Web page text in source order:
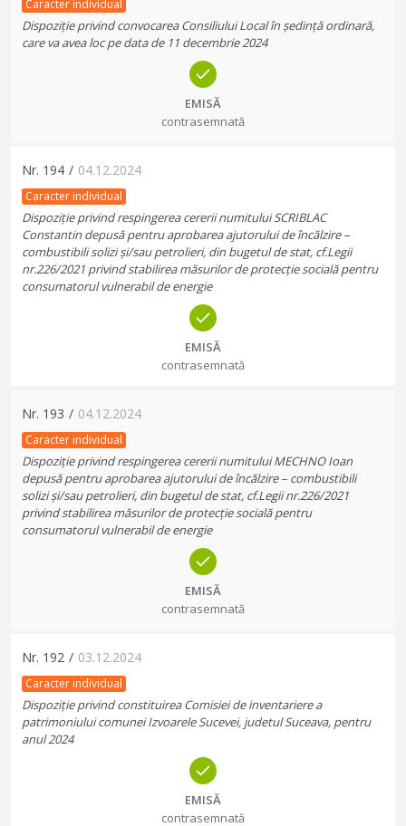
Caracter individual
Dispoziție privind convocarea Consiliului Local în ședință ordinară,
care va avea loc pe data de 11 decembrie 2024
EMISĂ
contrasemnată
Nr. 194 / 04.12.2024
Caracter individual
Dispoziție privind respingerea cererii numitului SCRIBLAC
Constantin depusă pentru aprobarea ajutorului de încălzire –
combustibili solizi și/sau petrolieri, din bugetul de stat, cf.Legii
nr.226/2021 privind stabilirea măsurilor de protecție socială pentru
consumatorul vulnerabil de energie
EMISĂ
contrasemnată
Nr. 193 / 04.12.2024
Caracter individual
Dispoziție privind respingerea cererii numitului MECHNO Ioan
depusă pentru aprobarea ajutorului de încălzire – combustibili
solizi și/sau petrolieri, din bugetul de stat, cf.Legii nr.226/2021
privind stabilirea măsurilor de protecție socială pentru
consumatorul vulnerabil de energie
EMISĂ
contrasemnată
Nr. 192 / 03.12.2024
Caracter individual
Dispoziție privind constituirea Comisiei de inventariere a
patrimoniului comunei Izvoarele Sucevei, judetul Suceava, pentru
anul 2024
EMISĂ
contrasemnată